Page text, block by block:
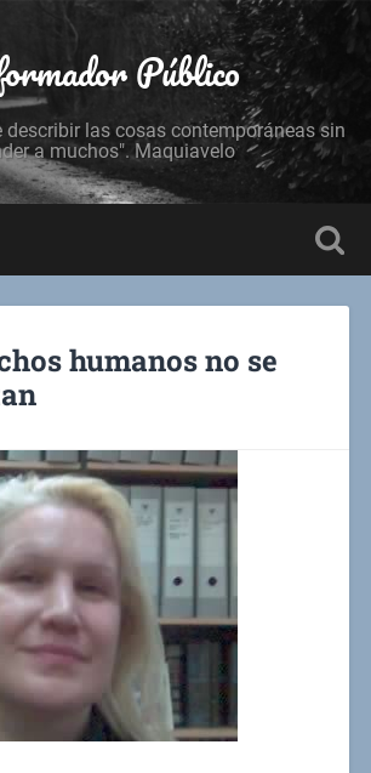
Público
las cosas contemporáneas sin
a muchos". Maquiavelo
humanos no se